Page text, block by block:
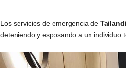
Los servicios de emergencia de
deteniendo y esposando a un individuo